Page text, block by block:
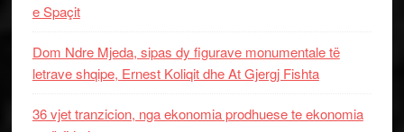
e Spaçit
Dom Ndre Mjeda, sipas dy figurave monumentale të
letrave shqipe, Ernest Koliqit dhe At Gjergj Fishta
36 vjet tranzicion, nga ekonomia prodhuese te ekonomia